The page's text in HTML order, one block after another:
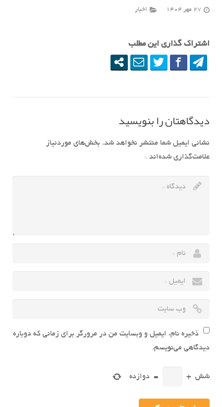
27 مهر 1404 اخبار
اشتراک گذاری این مطلب
دیدگاهتان را بنویسید
نشانی ایمیل شما منتشر نخواهد شد. بخش‌های موردنیاز
علامت‌گذاری شده‌اند *
ذخیره نام، ایمیل و وبسایت من در مرورگر برای زمانی که دوباره
دیدگاهی می‌نویسم.
شش +
= دوازده